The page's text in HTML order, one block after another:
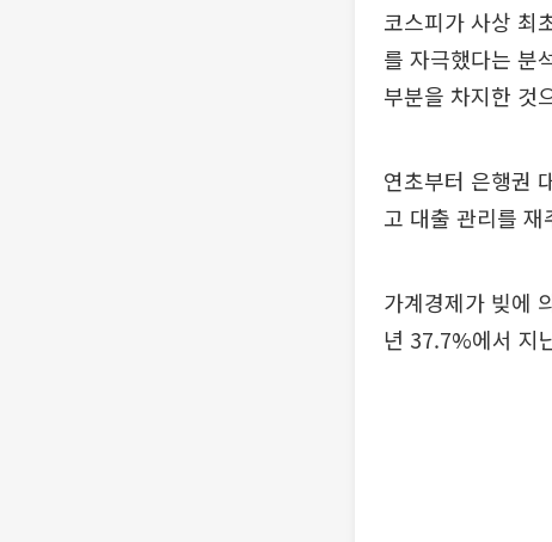
코스피가 사상 최
를 자극했다는 분
부분을 차지한 것
연초부터 은행권
고 대출 관리를 재
가계경제가 빚에
년 37.7%에서 지